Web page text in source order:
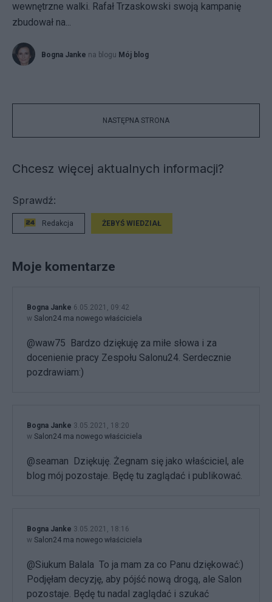
wewnętrzne walki. Rafał Trzaskowski swoją kampanię
zbudował na...
Bogna Janke na blogu Mój blog
NASTĘPNA STRONA
Chcesz więcej aktualnych informacji?
Sprawdź:
Redakcja ŻEBYŚ WIEDZIAŁ
Moje komentarze
Bogna Janke 6.05.2021, 09:42
w Salon24 ma nowego właściciela
@waw75 Bardzo dziękuję za miłe słowa i za
docenienie pracy Zespołu Salonu24. Serdecznie
pozdrawiam:)
Bogna Janke 3.05.2021, 18:20
w Salon24 ma nowego właściciela
@seaman Dziękuję. Żegnam się jako właściciel, ale
blog mój pozostaje. Będę tu zaglądać i publikować.
Bogna Janke 3.05.2021, 18:16
w Salon24 ma nowego właściciela
@Siukum Balala To ja mam za co Panu dziękować:)
Podjęłam decyzję, aby pójść nową drogą, ale Salon
pozostaje. Będę tu nadal zaglądać i szukać